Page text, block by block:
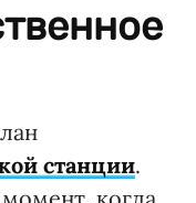
станции.